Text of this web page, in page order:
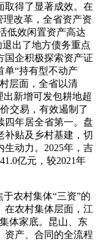
取得了显著成效。在
理改革，全省资产资
低效闲置资产高达
出了地方债务重点
国企积极探索资产证
单“持有型不动产
层面，全省以清
新增可发包耕地超
交易，有效遏制了
四年居全省第一。盘
补贴及乡村基建，切
动力。2025年，吉
亿元，较2021年
农村集体“三资”的
在农村集体层面，江
体家底。昆山、东
资产、合同的全流程